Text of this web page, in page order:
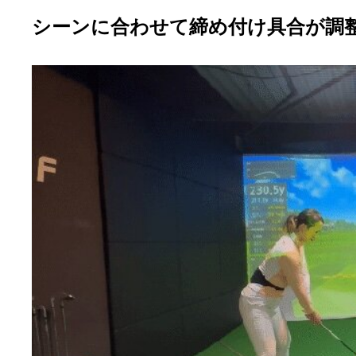
シーンに合わせて締め付け具合が調